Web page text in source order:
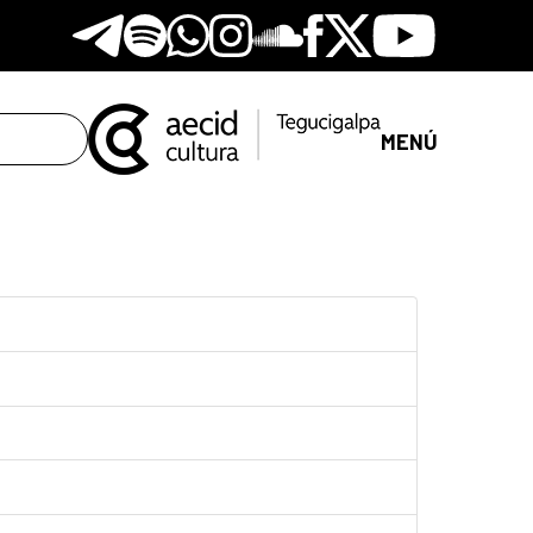
Telegram
SpotifyWhatsapp
Instagram
Soundclore
Facebook
X Youtube
MENÚ